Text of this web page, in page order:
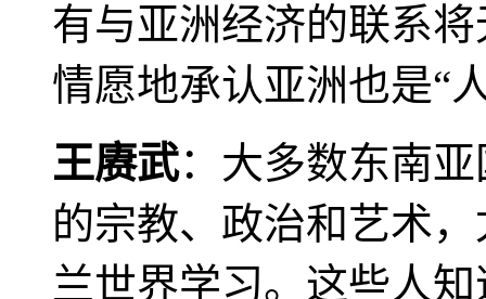
有与亚洲经济的联系
情愿地承认亚洲也是“
王赓武：大多数东南
的宗教、政治和艺术
兰世界学习。这些人